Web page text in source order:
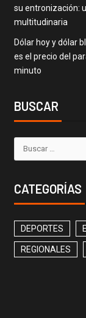
su entronización:
multitudinaria
Dólar hoy y dólar
es el precio del
minuto
BUSCAR
CATEGORÍAS
DEPORTES
REGIONALES